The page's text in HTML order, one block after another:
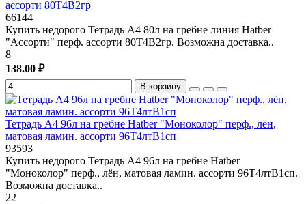
ассорти 80Т4В2гр
66144
Купить недорого Тетрадь А4 80л на гребне линия Hatber
"Ассорти" перф. ассорти 80Т4В2гр. Возможна доставка..
8
138.00 ₽
В корзину
Тетрадь А4 96л на гребне Hatber "Моноколор" перф., лён,
матовая ламин. ассорти 96Т4лтВ1сп
93593
Купить недорого Тетрадь А4 96л на гребне Hatber
"Моноколор" перф., лён, матовая ламин. ассорти 96Т4лтВ1сп.
Возможна доставка..
22